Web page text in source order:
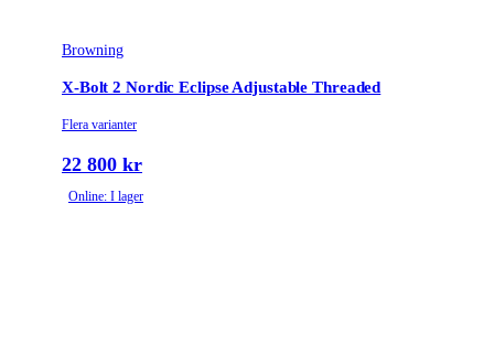
Browning
X-Bolt 2 Nordic Eclipse Adjustable Threaded
Flera varianter
22 800 kr
Online: I lager